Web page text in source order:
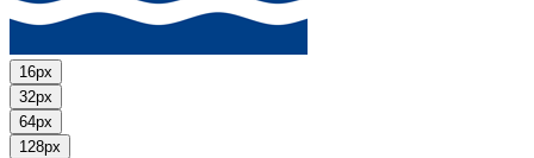
16px
32px
64px
128px